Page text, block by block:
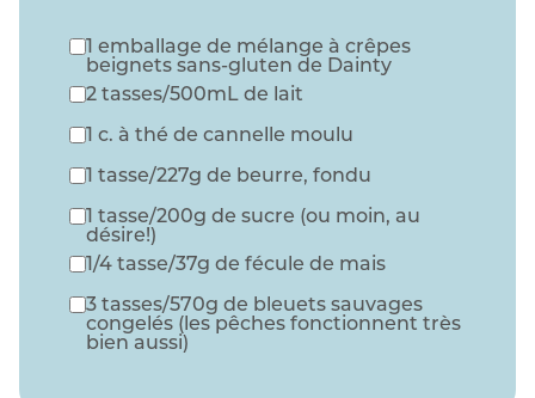
1 emballage de mélange à crêpes
beignets sans-gluten de Dainty
2 tasses/500mL de lait
1 c. à thé de cannelle moulu
1 tasse/227g de beurre, fondu
1 tasse/200g de sucre (ou moin, au
désire!)
1/4 tasse/37g de fécule de mais
3 tasses/570g de bleuets sauvages
congelés (les pêches fonctionnent très
bien aussi)